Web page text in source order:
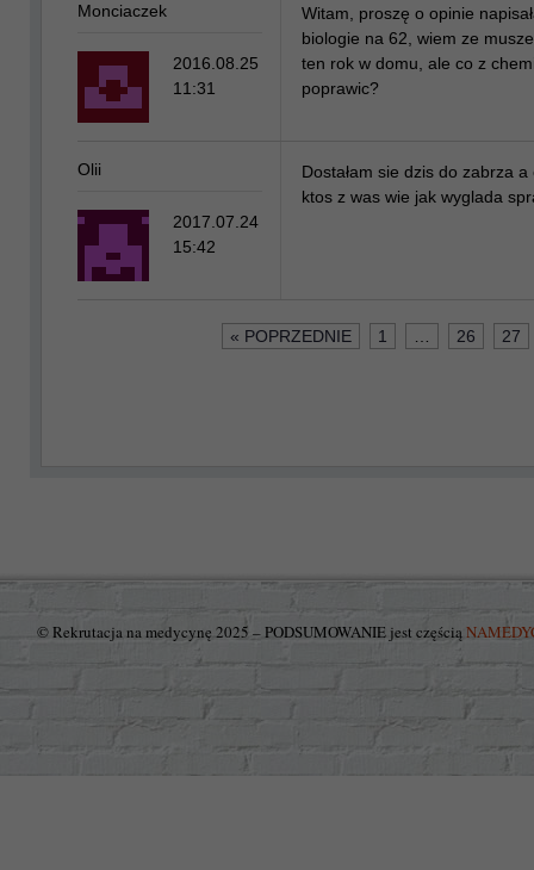
Witam, proszę o opinie
biologie na 62, wiem ze
ten rok w domu, ale co z
poprawic?
Monciaczek
2016.08.25
11:31
Dostałam sie dzis do zabrza
ktos z was wie jak wyglada
Olii
2017.07.24
15:42
« POPRZEDNIE 1 26 27
© Rekrutacja na medycynę 2025 – PODSUMOWANIE jest częścią